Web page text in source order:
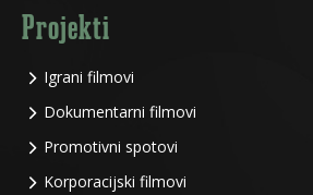
Projekti
Igrani filmovi
Dokumentarni filmovi
Promotivni spotovi
Korporacijski filmovi